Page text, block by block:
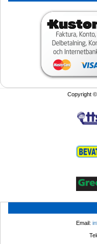
Copyright
Email: